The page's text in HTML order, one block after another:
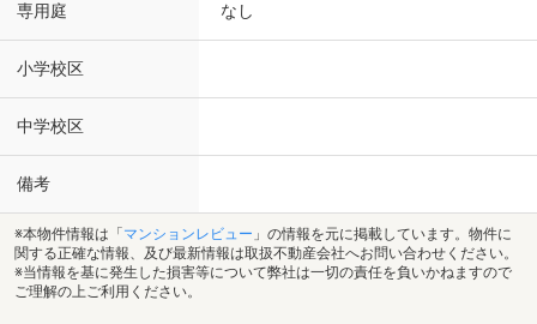
専用庭 なし
小学校区
中学校区
備考
※本物件情報は「 マンションレビュー 」の情報を元に掲載しています。物件に
関する正確な情報、及び最新情報は取扱不動産会社へお問い合わせください。
※当情報を基に発生した損害等について弊社は一切の責任を負いかねますので
ご理解の上ご利用ください。